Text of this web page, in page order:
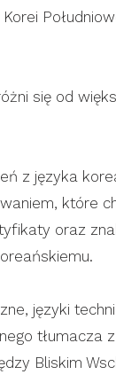
się od
z języka
które
oraz
języki
tłumacza
Bliskim